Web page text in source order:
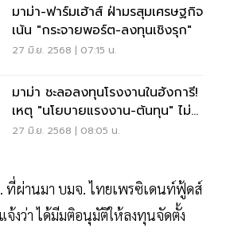
มาม่า-ฟาร์มเฮ้าส์ ฝ่ามรสุมเศรษฐกิจ
เน้น "กระจายพอร์ต-ลงทุนเชิงรุก"
27 มิ.ย. 2568 | 07:15 น.
มาม่า ชะลอลงทุนโรงงานในฮังการี!
เหตุ "นโยบายแรงงาน-ต้นทุน" ไม่
เอื้อ
27 มิ.ย. 2568 | 08:05 น.
ที่ผ่านมา บมจ. ไทยเพรซิเดนท์ฟู้ดส์
จ้งว่า ได้มีมติอนุมัติให้ลงทุนจัดตั้ง